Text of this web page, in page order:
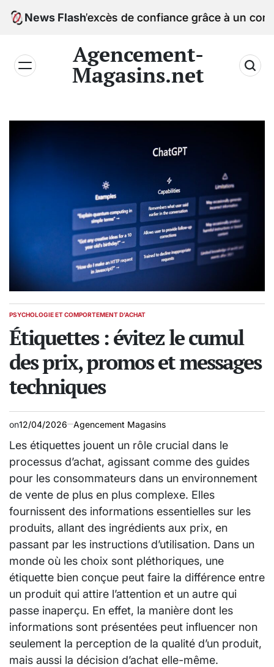
Skip
News Flash
l’excès de confiance grâce à un comparateur
Agencement-
Magasins.net
POSTED
IN
PSYCHOLOGIE ET COMPORTEMENT D’ACHAT
Étiquettes : évitez le cumul
des prix, promos et messages
techniques
on12/04/2026 Agencement Magasins
Les étiquettes jouent un rôle crucial dans le
processus d’achat, agissant comme des guides
pour les consommateurs dans un environnement
de vente de plus en plus complexe. Elles
fournissent des informations essentielles sur les
produits, allant des ingrédients aux prix, en
passant par les instructions d’utilisation. Dans un
monde où les choix sont pléthoriques, une
étiquette bien conçue peut faire la différence entre
un produit qui attire l’attention et un autre qui
passe inaperçu. En effet, la manière dont les
informations sont présentées peut influencer non
seulement la perception de la qualité d’un produit,
mais aussi la décision d’achat elle-même.